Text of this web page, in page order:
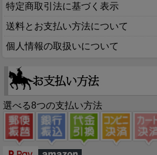
特定商取引法に基づく表示
送料とお支払い方法について
個人情報の取扱いについて
選べる8つの支払い方法